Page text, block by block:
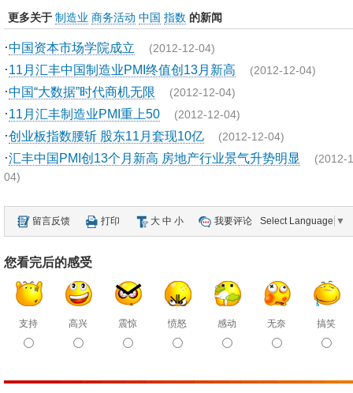
更多关于 制造业 商务活动 中国 指数 的新闻
·中国资本市场学院成立 (2012-12-04)
·11月汇丰中国制造业PMI终值创13月新高 (2012-12-04)
·中国“大数据”时代商机无限 (2012-12-04)
·11月汇丰制造业PMI重上50 (2012-12-04)
·创业板指数腰斩 股东11月套现10亿 (2012-12-04)
·汇丰中国PMI创13个月新高 房地产行业景气升势明显 (2012-
04)
留言反馈 打印 大 中 小 我要评论 Select Language ▼
您看完后的感受
支持 高兴 震惊 愤怒 感动 无奈 搞笑